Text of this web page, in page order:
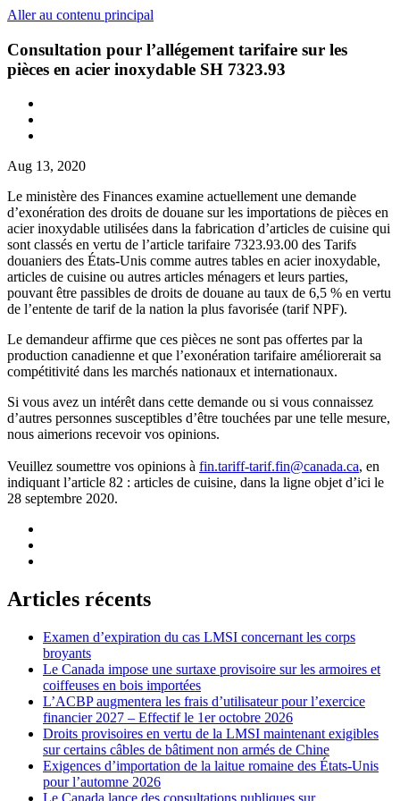
Aller au contenu principal
Consultation pour l’allégement tarifaire sur les
pièces en acier inoxydable SH 7323.93
Aug 13, 2020
Le ministère des Finances examine actuellement une demande
d’exonération des droits de douane sur les importations de pièces en
acier inoxydable utilisées dans la fabrication d’articles de cuisine qui
sont classés en vertu de l’article tarifaire 7323.93.00 des Tarifs
douaniers des États-Unis comme autres tables en acier inoxydable,
articles de cuisine ou autres articles ménagers et leurs parties,
pouvant être passibles de droits de douane au taux de 6,5 % en vertu
de l’entente de tarif de la nation la plus favorisée (tarif NPF).
Le demandeur affirme que ces pièces ne sont pas offertes par la
production canadienne et que l’exonération tarifaire améliorerait sa
compétitivité dans les marchés nationaux et internationaux.
Si vous avez un intérêt dans cette demande ou si vous connaissez
d’autres personnes susceptibles d’être touchées par une telle mesure,
nous aimerions recevoir vos opinions.
Veuillez soumettre vos opinions à fin.tariff-tarif.fin@canada.ca, en
indiquant l’article 82 : articles de cuisine, dans la ligne objet d’ici le
28 septembre 2020.
Articles récents
Examen d’expiration du cas LMSI concernant les corps
broyants
Le Canada impose une surtaxe provisoire sur les armoires et
coiffeuses en bois importées
L’ACBP augmentera les frais d’utilisateur pour l’exercice
financier 2027 – Effectif le 1er octobre 2026
Droits provisoires en vertu de la LMSI maintenant exigibles
sur certains câbles de bâtiment non armés de Chine
Exigences d’importation de la laitue romaine des États-Unis
pour l’automne 2026